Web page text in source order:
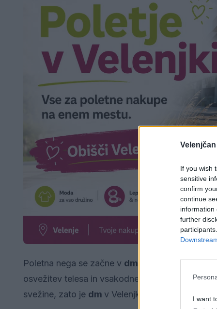
Velenjčan
If you wish
sensitive
confirm
continue
information
further
I want
Poletna nega se začne v dm-u
, kjer lahko
osvežitev telesa in vsakodnevno lepotno
svežine, zato je dm v Velenjki ena od ključnih